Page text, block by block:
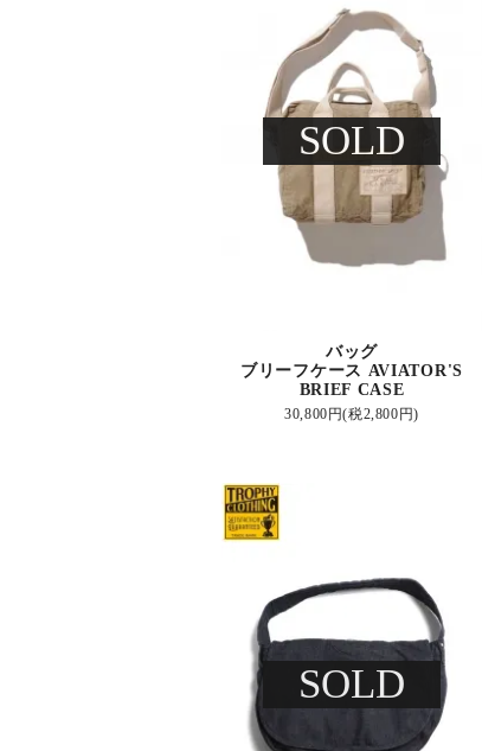
SOLD
バッグ
ブリーフケース AVIATOR'S
BRIEF CASE
30,800円(税2,800円)
SOLD